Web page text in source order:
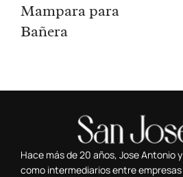
Mampara para
Bañera
Hace más de 20 años, Jose Antonio
como intermediarios entre